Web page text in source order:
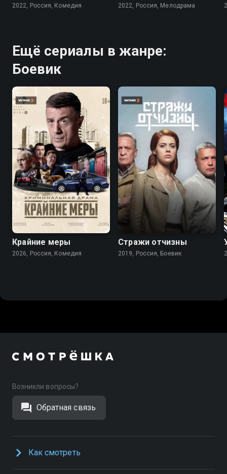
2022, Россия, Комедия 2022, Россия, Мелодрама
Ещё сериалы в жанре:
Боевик
Крайние меры
2026, Россия, Комедия
7.1
Стражи отчизны
2019, Россия, Боевик
Возникли вопросы?
Обратная связь
Как смотреть